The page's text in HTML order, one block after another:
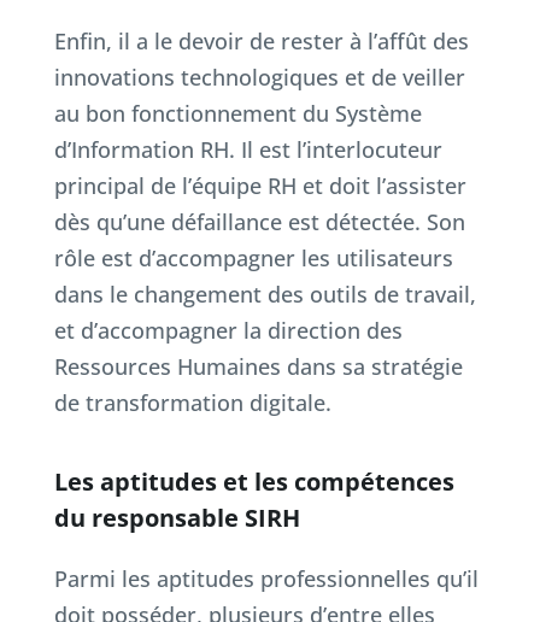
Enfin, il a le devoir de rester à l’affût des
innovations technologiques et de veiller
au bon fonctionnement du Système
d’Information RH. Il est l’interlocuteur
principal de l’équipe RH et doit l’assister
dès qu’une défaillance est détectée. Son
rôle est d’accompagner les utilisateurs
dans le changement des outils de travail,
et d’accompagner la direction des
Ressources Humaines dans sa stratégie
de transformation digitale.
Les aptitudes et les compétences
du responsable SIRH
Parmi les aptitudes professionnelles qu’il
doit posséder, plusieurs d’entre elles